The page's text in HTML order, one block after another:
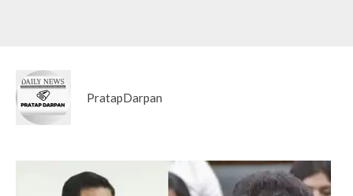
PratapDarpan